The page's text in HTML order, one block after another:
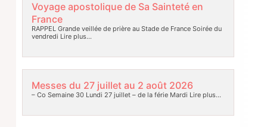
Voyage apostolique de Sa Sainteté en
France
RAPPEL Grande veillée de prière au Stade de France Soirée du
vendredi Lire plus…
Messes du 27 juillet au 2 août 2026
– Co Semaine 30 Lundi 27 juillet – de la férie Mardi Lire plus…